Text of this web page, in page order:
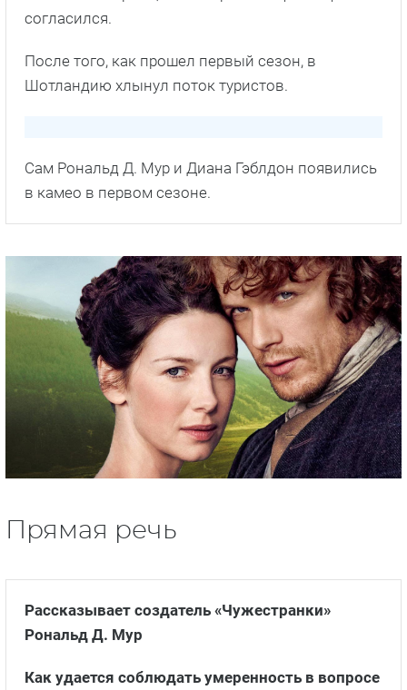
Чужестранке
Сериал основан на серии романов
фильм и разрешить ему заняться адаптацией
книг в телесериал, и Колберг в конце концов
согласился.
После того, как прошел первый сезон, в
Шотландию хлынул поток туристов.
Сам Рональд Д. Мур и Диана Гэблдон появились
в камео в первом сезоне.